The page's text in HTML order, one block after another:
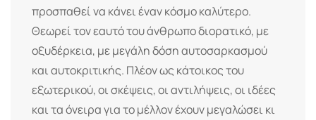
προσπαθεί να κάνει έναν κόσμο καλύτερο.
Θεωρεί τον εαυτό του άνθρωπο διορατικό, με
οξυδέρκεια, με μεγάλη δόση αυτοσαρκασμού
και αυτοκριτικής. Πλέον ως κάτοικος του
εξωτερικού, οι σκέψεις, οι αντιλήψεις, οι ιδέες
και τα όνειρα για το μέλλον έχουν μεγαλώσει κι